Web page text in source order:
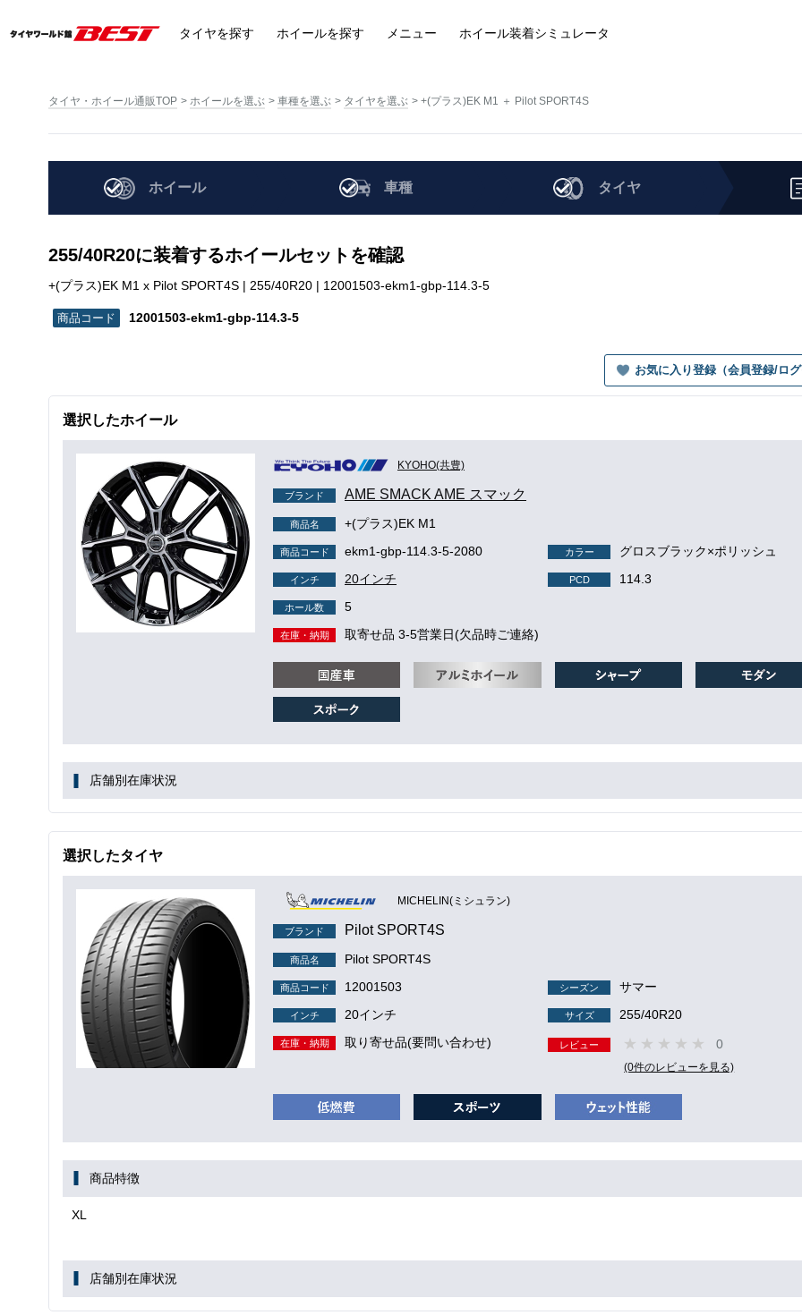
タイヤを探す ホイールを探す メニュー ホイール装着シミュレータ
タイヤ・ホイール通販TOP ホイールを選ぶ 車種を選ぶ タイヤを選ぶ +(プラス)EK M1 ＋ Pilot SPORT4S
ホイール 車種 タイヤ
255/40R20に装着するホイールセットを確認
+(プラス)EK M1 x Pilot SPORT4S | 255/40R20 | 12001503-ekm1-gbp-114.3-5
12001503-ekm1-gbp-114.3-5
お気に入り登録（会員登録/ロ
選択したホイール
KYOHO(共豊)
ブランド AME SMACK AME スマック
商品名 +(プラス)EK M1
商品コード ekm1-gbp-114.3-5-2080 カラー グロスブラック×ポリッシュ
インチ 20インチ PCD 114.3
ホール数 5
在庫・納期 取寄せ品 3-5営業日(欠品時ご連絡)
店舗別在庫状況
選択したタイヤ
MICHELIN(ミシュラン)
ブランド Pilot SPORT4S
商品名 Pilot SPORT4S
商品コード 12001503 シーズン サマー
インチ 20インチ サイズ 255/40R20
在庫・納期 取り寄せ品(要問い合わせ) レビュー 0
(0件のレビューを見る)
商品特徴
XL
店舗別在庫状況